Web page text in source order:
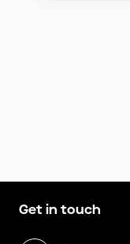
Get in touch